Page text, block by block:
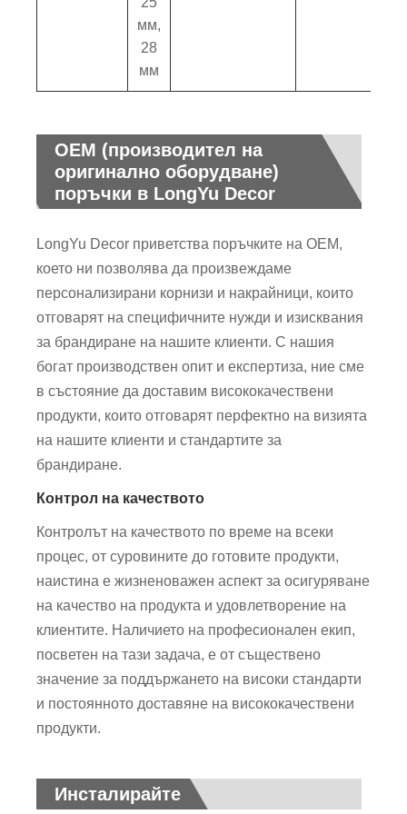
мм,
28
мм
OEM (производител на
оригинално оборудване)
поръчки в LongYu Decor
LongYu Decor приветства поръчките на OEM,
което ни позволява да произвеждаме
персонализирани корнизи и накрайници, които
отговарят на специфичните нужди и изисквания
за брандиране на нашите клиенти. С нашия
богат производствен опит и експертиза, ние сме
в състояние да доставим висококачествени
продукти, които отговарят перфектно на визията
на нашите клиенти и стандартите за
брандиране.
Контрол на качеството
Контролът на качеството по време на всеки
процес, от суровините до готовите продукти,
наистина е жизненоважен аспект за осигуряване
на качество на продукта и удовлетворение на
клиентите. Наличието на професионален екип,
посветен на тази задача, е от съществено
значение за поддържането на високи стандарти
и постоянното доставяне на висококачествени
продукти.
Инсталирайте